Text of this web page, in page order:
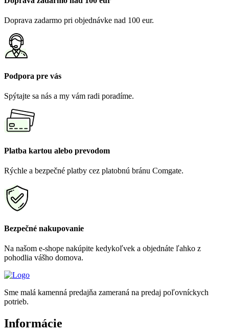
Doprava zadarmo pri objednávke nad 100 eur.
Podpora pre vás
Spýtajte sa nás a my vám radi poradíme.
Platba kartou alebo prevodom
Rýchle a bezpečné platby cez platobnú bránu Comgate.
Bezpečné nakupovanie
Na našom e-shope nakúpite kedykoľvek a objednáte ľahko z
pohodlia vášho domova.
Sme malá kamenná predajňa zameraná na predaj poľovníckych
potrieb.
Informácie